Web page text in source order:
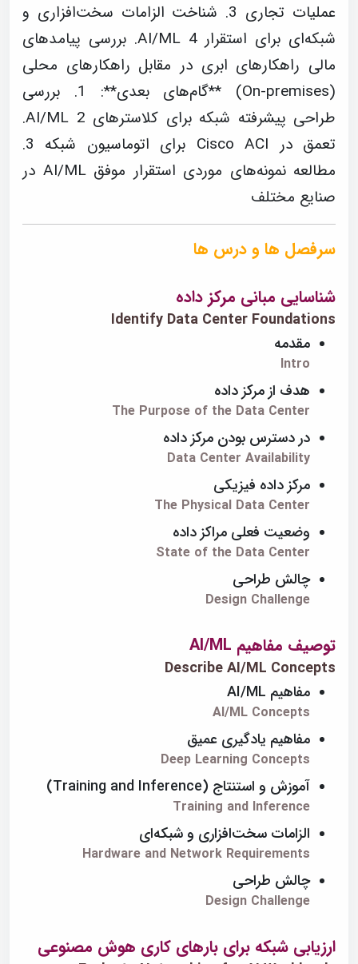
عملیات تجاری 3. شناخت الزامات سخت‌افزاری و
شبکه‌ای برای استقرار AI/ML 4. بررسی پیامدهای
مالی راهکارهای ابری در مقابل راهکارهای محلی
(On-premises) **گام‌های بعدی**: 1. بررسی
طراحی پیشرفته شبکه برای کلاسترهای AI/ML 2.
تعمق در Cisco ACI برای اتوماسیون شبکه 3.
مطالعه نمونه‌های موردی استقرار موفق AI/ML در
صنایع مختلف
سرفصل ها و درس ها
شناسایی مبانی مرکز داده
Identify Data Center Foundations
مقدمه
Intro
هدف از مرکز داده
The Purpose of the Data Center
در دسترس بودن مرکز داده
Data Center Availability
مرکز داده فیزیکی
The Physical Data Center
وضعیت فعلی مراکز داده
State of the Data Center
چالش طراحی
Design Challenge
توصیف مفاهیم AI/ML
Describe AI/ML Concepts
مفاهیم AI/ML
AI/ML Concepts
مفاهیم یادگیری عمیق
Deep Learning Concepts
آموزش و استنتاج (Training and Inference)
Training and Inference
الزامات سخت‌افزاری و شبکه‌ای
Hardware and Network Requirements
چالش طراحی
Design Challenge
ارزیابی شبکه برای بارهای کاری هوش مصنوعی